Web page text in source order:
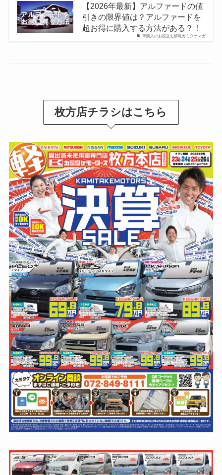
車購入のお役立ち情報カミタケマガ...
【2026年最新】アルファードの値
引きの限界値は？アルファードを
超お得に購入する方法がある？！
枚方店チラシはこちら